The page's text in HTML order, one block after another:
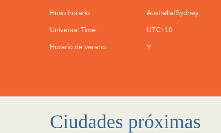
Huso horario : Australia/Sydney
Universal Time : UTC+10
Horario de verano : Y
Ciudades próximas